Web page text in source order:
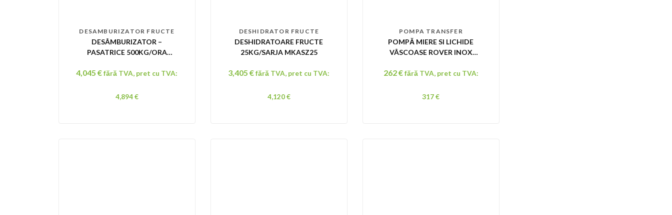
DESAMBURIZATOR FRUCTE
DESÂMBURIZATOR –
PASATRICE 500KG/ORA
4,045€ fără TVA, pret cu TVA:
4,894€
DESHIDRATOR FRUCTE
DESHIDRATOARE FRUCTE
25KG/SARJA MKASZ25
3,405€ fără TVA, pret cu TVA:
4,120€
POMPA TRANSFER
POMPĂ MIERE SI LICHIDE
VÂSCOASE ROVER INOX
262€fără TVA, pret cu TVA:
317€